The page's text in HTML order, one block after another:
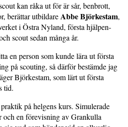
kan råka ut för är sår, benbrott,
berättar utbildareAbbe Björkestam,
i Östra Nyland, första hjälpen-
scout sedan många år.
en person som kunde lära ut första
på scouting, så därför bestämde jag
Björkestam, som lärt ut första
tid.
på helgens kurs. Simulerade
en förevisning av Grankulla